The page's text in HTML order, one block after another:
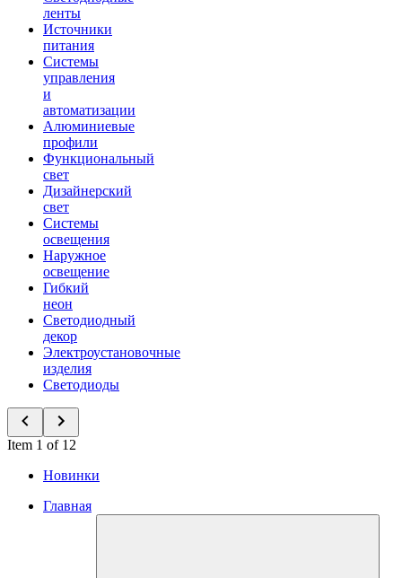
ленты
Источники
питания
Системы
управления
и
автоматизации
Алюминиевые
профили
Функциональный
свет
Дизайнерский
свет
Системы
освещения
Наружное
освещение
Гибкий
неон
Светодиодный
декор
Электроустановочные
изделия
Светодиоды
Item 1 of 12
Новинки
Главная